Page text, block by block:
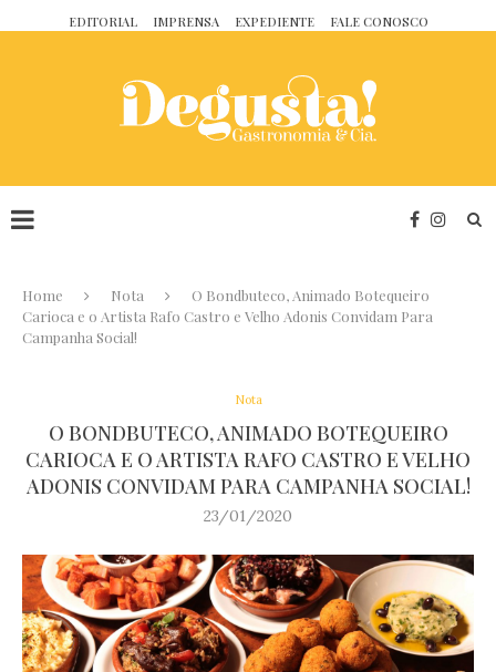
EDITORIAL IMPRENSA EXPEDIENTE FALE CONOSCO
Home Nota
O Bondbuteco, Animado Botequeiro
Carioca e o Artista Rafo Castro e Velho Adonis Convidam Para
Campanha Social!
Nota
O BONDBUTECO, ANIMADO BOTEQUEIRO
CARIOCA E O ARTISTA RAFO CASTRO E VELHO
ADONIS CONVIDAM PARA CAMPANHA SOCIAL!
23/01/2020